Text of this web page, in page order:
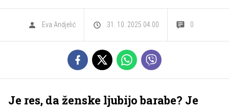
Eva Andjelić 31. 10. 2025 04.00 0
Je res, da ženske ljubijo barabe? Je